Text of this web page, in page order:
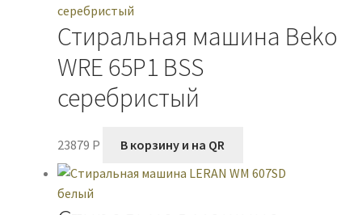
Стиральная машина Beko
WRE 65P1 BSS
серебристый
23879 P В корзину и на QR